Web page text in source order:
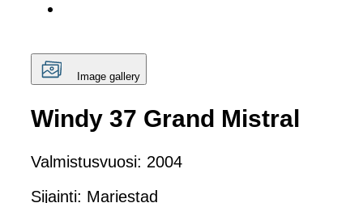
Image gallery
Windy 37 Grand Mistral
Valmistusvuosi: 2004
Sijainti: Mariestad